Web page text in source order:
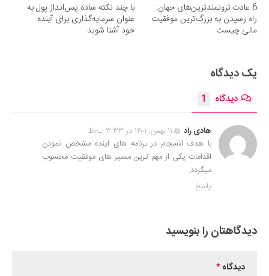
6 عادت ثروتمندترین‌های جهان:
راه رسیدن به بزرگ‌ترین موفقیت
مالی چیست
با چند نکته ساده پس‌انداز پول به
عنوان سرمایه‌گذاری برای آینده
خود آشنا شوید
یک دیدگاه
دیدگاه 1
هادی راد
۱۱ بهمن, ۱۴۰۱ در ۳:۳۳ ب٫ظ
با هدف انسجام در برنامه های اینده مشخص نمودن
اقدامات یکی از مهم ترین مسیر های موفقیت محسوب
میگردد.
پاسخ
دیدگاهتان را بنویسید
دیدگاه*